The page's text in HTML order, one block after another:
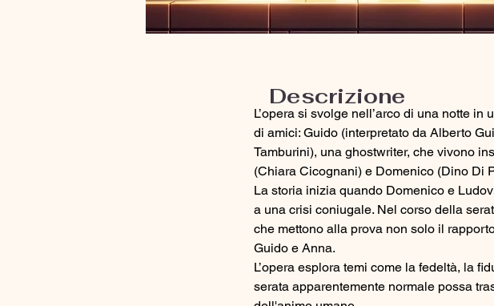
L’opera si svolge nell’arco di una notte
di amici: Guido (interpretato da Alberto
Tamburini), una ghostwriter, che vivono
(Chiara Cicognani) e Domenico (Dino Di
La storia inizia quando Domenico e
a una crisi coniugale. Nel corso della
che mettono alla prova non solo il
Guido e Anna.
L’opera esplora temi come la fedeltà, la
serata apparentemente normale possa
Descrizione